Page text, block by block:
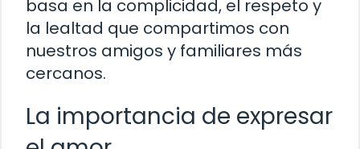
basa en la complicidad, el respeto y
la lealtad que compartimos con
nuestros amigos y familiares más
cercanos.
La importancia de expresar